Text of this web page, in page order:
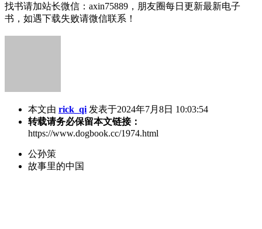
找书请加站长微信：axin75889，朋友圈每日更新最新电子
书，如遇下载失败请微信联系！
本文由 rick_qi 发表于2024年7月8日 10:03:54
转载请务必保留本文链接：
https://www.dogbook.cc/1974.html
公孙策
故事里的中国